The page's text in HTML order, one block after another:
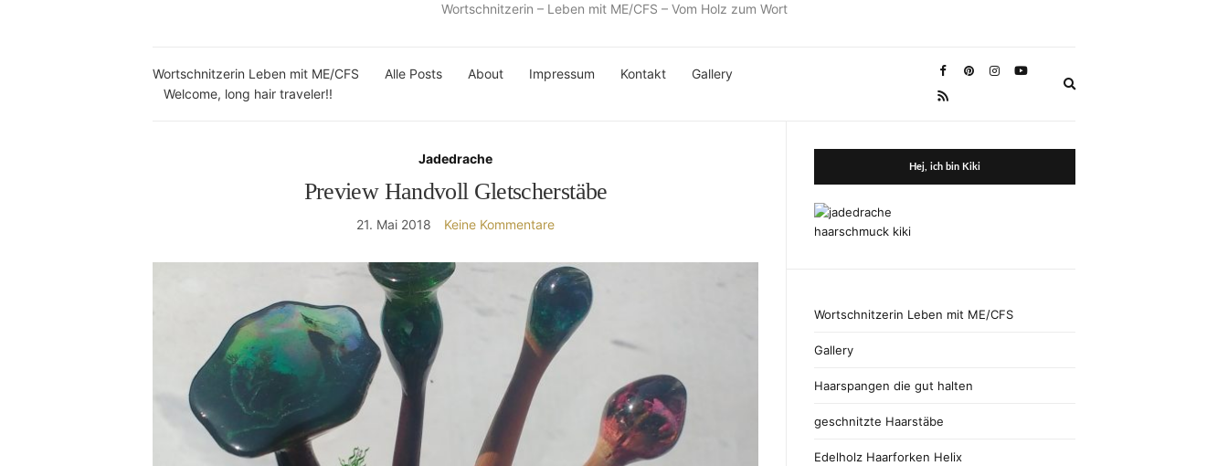
Wortschnitzerin – Leben mit ME/CFS – Vom Holz zum Wort
Wortschnitzerin Leben mit ME/CFS Alle Posts About Impressum Kontakt
Gallery
Welcome, long hair traveler!!
Jadedrache
Preview Handvoll Gletscherstäbe
21. Mai 2018 Keine Kommentare
Hej, ich bin Kiki
Wortschnitzerin Leben mit ME/CFS
Gallery
Haarspangen die gut halten
geschnitzte Haarstäbe
Edelholz Haarforken Helix